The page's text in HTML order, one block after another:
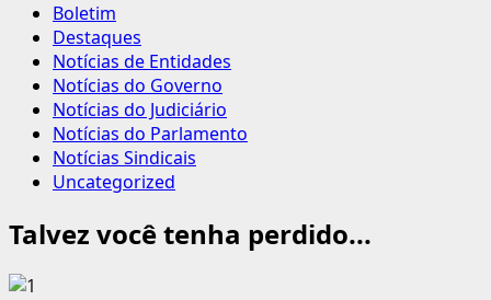
Boletim
Destaques
Notícias de Entidades
Notícias do Governo
Notícias do Judiciário
Notícias do Parlamento
Notícias Sindicais
Uncategorized
Talvez você tenha perdido...